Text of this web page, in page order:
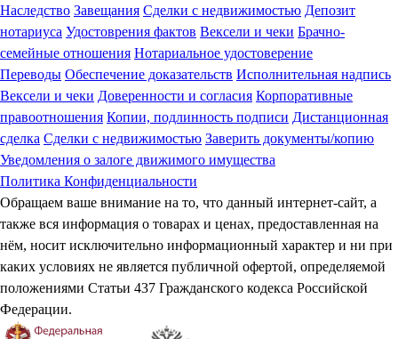
Наследство Завещания Сделки с недвижимостью Депозит
нотариуса Удостоврения фактов Вексели и чеки Брачно-
семейные отношения Нотариальное удостоверение
Переводы Обеспечение доказательств Исполнительная надпись
Вексели и чеки Доверенности и согласия Корпоративные
правоотношения Копии, подлинность подписи Дистанционная
сделка Сделки с недвижимостью Заверить документы/копию
Уведомления о залоге движимого имущества
Политика Конфиденциальности
Обращаем ваше внимание на то, что данный интернет-сайт, а
также вся информация о товарах и ценах, предоставленная на
нём, носит исключительно информационный характер и ни при
каких условиях не является публичной офертой, определяемой
положениями Статьи 437 Гражданского кодекса Российской
Федерации.